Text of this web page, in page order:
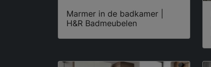
Marmer in de badkamer |
H&R Badmeubelen